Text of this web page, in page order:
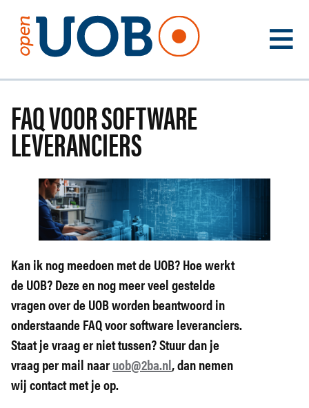
VOOR WIE
UOB
FAQ
AGENDA
TEST MEE
NIEUWS
CONTACT
FAQ VOOR SOFTWARE
LEVERANCIERS
Kan ik nog meedoen met de UOB? Hoe werkt
de UOB? Deze en nog meer veel gestelde
vragen over de UOB worden beantwoord in
onderstaande FAQ voor software leveranciers.
Staat je vraag er niet tussen? Stuur dan je
vraag per mail naaruob@2ba.nl, dan nemen
wij contact met je op.